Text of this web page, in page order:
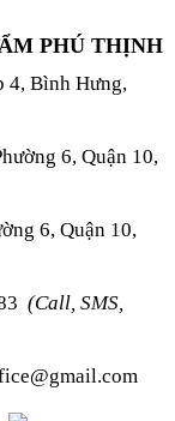
PHÚ THỊNH
4, Bình Hưng,
6, Quận 10,
6, Quận 10,
(Call, SMS,